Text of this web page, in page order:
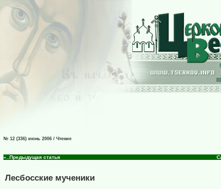
№ 12 (336) июнь 2006 / Чтение
«..Предыдущая статья
Лесбосские мученики